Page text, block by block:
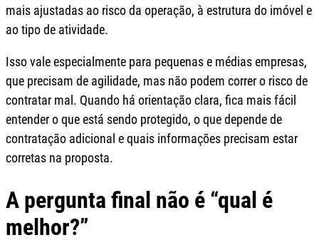
mais ajustadas ao risco da operação, à estrutura do imóvel e
ao tipo de atividade.
Isso vale especialmente para pequenas e médias empresas,
que precisam de agilidade, mas não podem correr o risco de
contratar mal. Quando há orientação clara, fica mais fácil
entender o que está sendo protegido, o que depende de
contratação adicional e quais informações precisam estar
corretas na proposta.
A pergunta final não é “qual é
melhor?”